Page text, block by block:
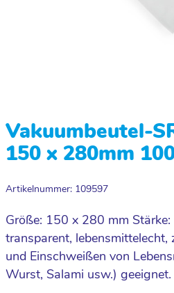
Vakuumbeutel-
150 x 280mm
Artikelnummer: 109597
Größe: 150 x 280 mm Stärke:
transparent, lebensmittelecht,
und Einschweißen von
Wurst, Salami usw.)